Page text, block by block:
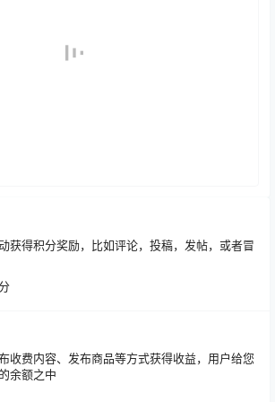
获得积分奖励，比如评论，投稿，发帖，或者冒
收费内容、发布商品等方式获得收益，用户给您
余额之中